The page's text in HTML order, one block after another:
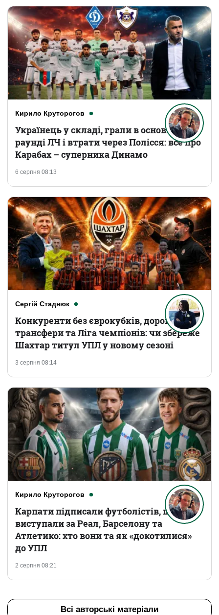
Кирило Круторогов
6 серпня 08:13
Українець у складі, грали в основному
раунді ЛЧ і втрати через Полісся: все про
Карабах – суперника Динамо
Сергій Стаднюк
3 серпня 08:14
Конкуренти без єврокубків, дорогі
трансфери та Ліга чемпіонів: чи збереже
Шахтар титул УПЛ у новому сезоні
Кирило Круторогов
2 серпня 08:21
Карпати підписали футболістів, що
виступали за Реал, Барселону та
Атлетико: хто вони та як «докотилися»
до УПЛ
Всі авторські матеріали